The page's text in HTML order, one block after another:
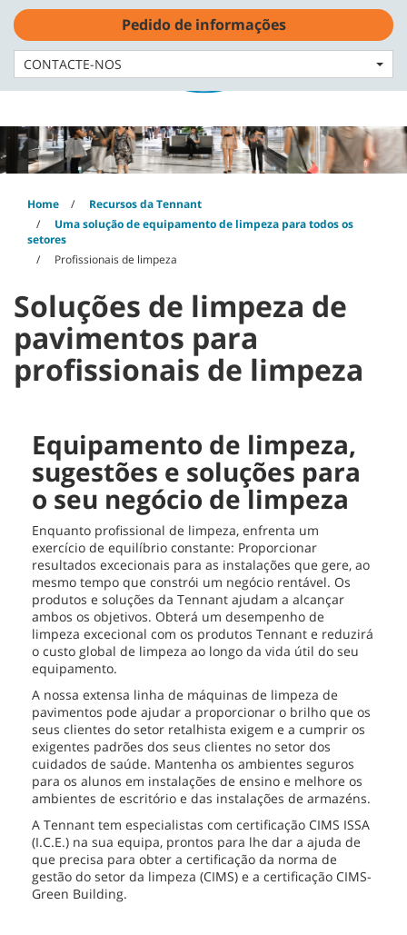
Skip
content
Skip
navigation
menu
Português - PT
Home
Recursos da Tennant
Uma solução de equipamento de limpeza para todos os
setores
Profissionais de limpeza
Soluções de limpeza de
pavimentos para
profissionais de limpeza
Equipamento de limpeza,
sugestões e soluções para
o seu negócio de limpeza
Enquanto profissional de limpeza, enfrenta um
exercício de equilíbrio constante: Proporcionar
resultados excecionais para as instalações que gere, ao
mesmo tempo que constrói um negócio rentável. Os
produtos e soluções da Tennant ajudam a alcançar
ambos os objetivos. Obterá um desempenho de
limpeza excecional com os produtos Tennant e reduzirá
o custo global de limpeza ao longo da vida útil do seu
equipamento.
A nossa extensa linha de máquinas de limpeza de
pavimentos pode ajudar a proporcionar o brilho que os
seus clientes do setor retalhista exigem e a cumprir os
exigentes padrões dos seus clientes no setor dos
cuidados de saúde. Mantenha os ambientes seguros
para os alunos em instalações de ensino e melhore os
ambientes de escritório e das instalações de armazéns.
A Tennant tem especialistas com certificação CIMS ISSA
(I.C.E.) na sua equipa, prontos para lhe dar a ajuda de
que precisa para obter a certificação da norma de
gestão do setor da limpeza (CIMS) e a certificação CIMS-
Green Building.
Pedido de informações
CONTACTE-NOS